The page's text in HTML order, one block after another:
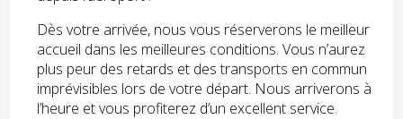
Dès votre arrivée, nous vous réserverons le meilleur
accueil dans les meilleures conditions. Vous n’aurez
plus peur des retards et des transports en commun
imprévisibles lors de votre départ. Nous arriverons à
l’heure et vous profiterez d’un excellent service.